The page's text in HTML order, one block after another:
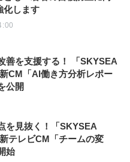
化します
善を支援する！ 「SKYSEA
CM「AI働き方分析レポー
公開
を見抜く！「SKYSEA
テレビCM「チームの変
始